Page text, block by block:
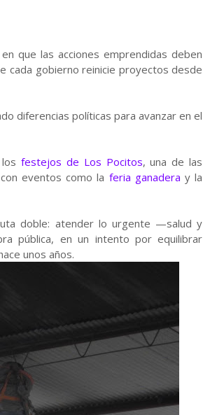
que las acciones emprendidas deben
cada gobierno reinicie proyectos desde
diferencias políticas para avanzar en el
festejos de Los Pocitos, una de las
eventos como la feria ganadera y la
doble: atender lo urgente —salud y
pública, en un intento por equilibrar
unos años.